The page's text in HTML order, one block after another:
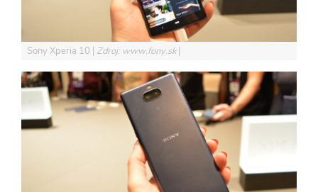
Sony Xperia 10 Zdroj: www.fony.sk